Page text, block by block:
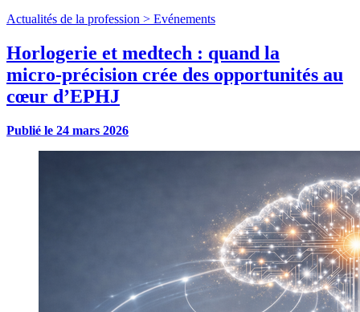
Actualités de la profession > Evénements
Horlogerie et medtech : quand la
micro‑précision crée des opportunités au
cœur d’EPHJ
Publié le 24 mars 2026